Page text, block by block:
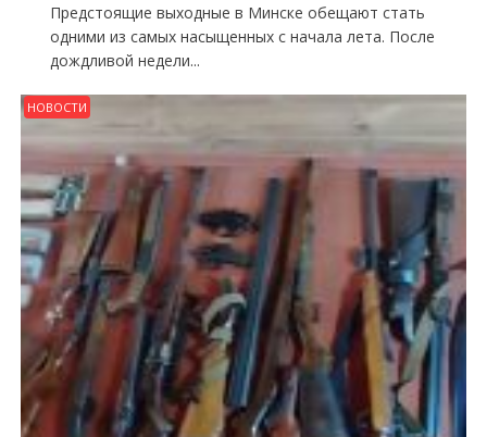
Предстоящие выходные в Минске обещают стать
одними из самых насыщенных с начала лета. После
дождливой недели...
НОВОСТИ